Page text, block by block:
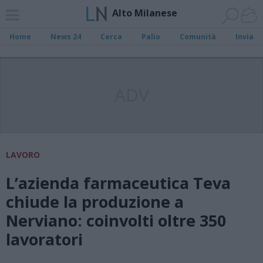
Alto Milanese
Home News 24 Cerca Palio Comunità Invia
LAVORO
L’azienda farmaceutica Teva
chiude la produzione a
Nerviano: coinvolti oltre 350
lavoratori